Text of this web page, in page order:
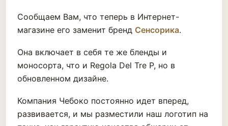
Сообщаем Вам, что теперь в Интернет-
магазине его заменит бренд Сенсорика.
Она включает в себя те же бленды и
моносорта, что и Regola Del Tre P, но в
обновленном дизайне.
Компания Чебоко постоянно идет вперед,
развивается, и мы разместили наш логотип на